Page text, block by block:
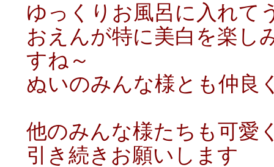
ゆっくりお風呂に入れて
おえんが特に美白を楽し
すね～
ぬいのみんな様とも仲良
他のみんな様たちも可愛
引き続きお願いします